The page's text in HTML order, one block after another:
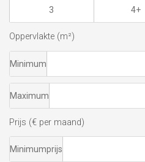
3 4+
Oppervlakte (m²)
Minimum
Maximum
Prijs (€ per maand)
Minimumprijs